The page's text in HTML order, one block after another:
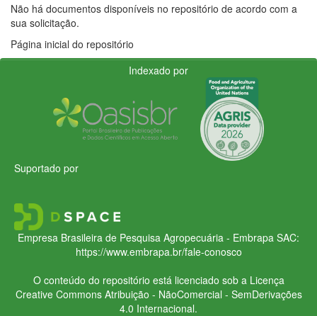
Não há documentos disponíveis no repositório de acordo com a
sua solicitação.
Página inicial do repositório
Indexado por
Suportado por
Empresa Brasileira de Pesquisa Agropecuária - Embrapa SAC:
https://www.embrapa.br/fale-conosco
O conteúdo do repositório está licenciado sob a Licença
Creative CommonsAtribuição - NãoComercial - SemDerivações
4.0 Internacional.